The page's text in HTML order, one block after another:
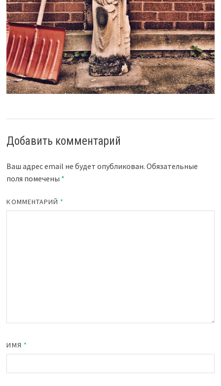
Добавить комментарий
Ваш адрес email не будет опубликован. Обязательные
поля помечены *
КОММЕНТАРИЙ *
ИМЯ *